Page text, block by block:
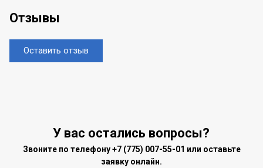
Отзывы
Оставить отзыв
У вас остались вопросы?
Звоните по телефону+7 (775) 007-55-01 или оставьте
заявку онлайн.